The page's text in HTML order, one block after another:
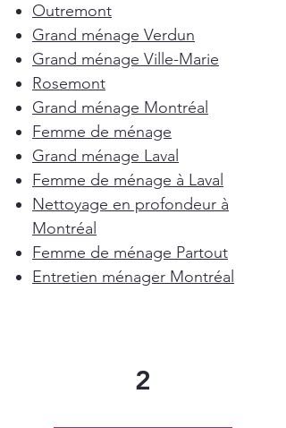
Outremont
Grand ménage Verdun
Grand ménage Ville-Marie
Rosemont
Grand ménage Montréal
Femme de ménage
Grand ménage Laval
Femme de ménage à Laval
Nettoyage en profondeur à
Montréal
Femme de ménage Partout
Entretien ménager Montréal
2